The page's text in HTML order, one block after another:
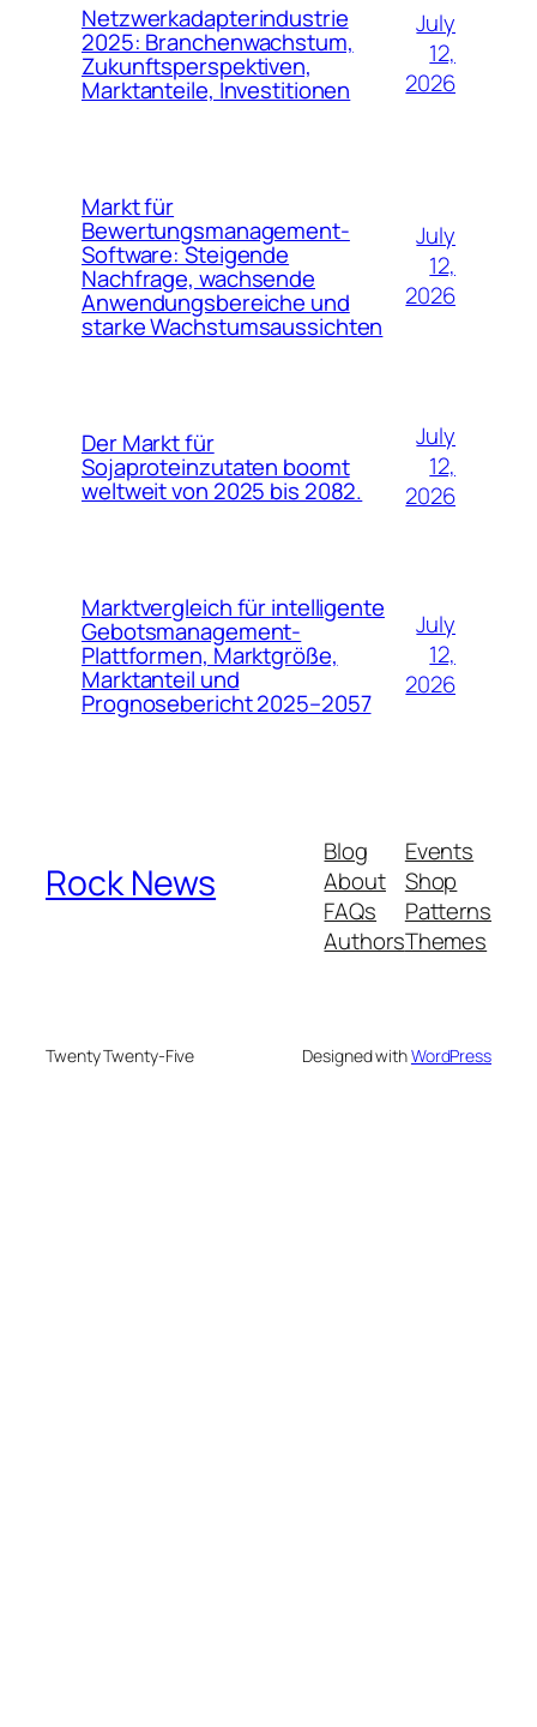
Netzwerkadapterindustrie
2025: Branchenwachstum,
Zukunftsperspektiven,
Marktanteile, Investitionen
July
12,
2026
Markt für
Bewertungsmanagement-
Software: Steigende
Nachfrage, wachsende
Anwendungsbereiche und
starke Wachstumsaussichten
July
12,
2026
Der Markt für
Sojaproteinzutaten boomt
weltweit von 2025 bis 2082.
July
12,
2026
Marktvergleich für intelligente
Gebotsmanagement-
Plattformen, Marktgröße,
Marktanteil und
Prognosebericht 2025–2057
July
12,
2026
Rock News
Blog
About
FAQs
Authors
Events
Shop
Patterns
Themes
Twenty Twenty-Five Designed withWordPress